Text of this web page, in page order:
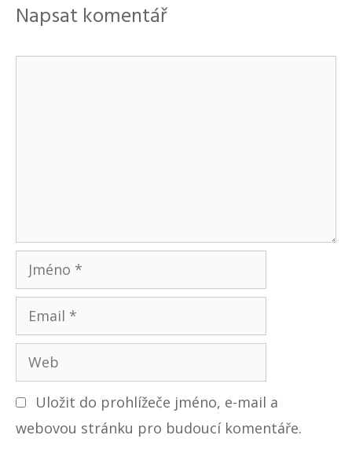
p
Napsat komentář
ř
m
n
m
i
l
W
e
b
Uložit do prohlížeče jméno, e-mail a
webovou stránku pro budoucí komentáře.